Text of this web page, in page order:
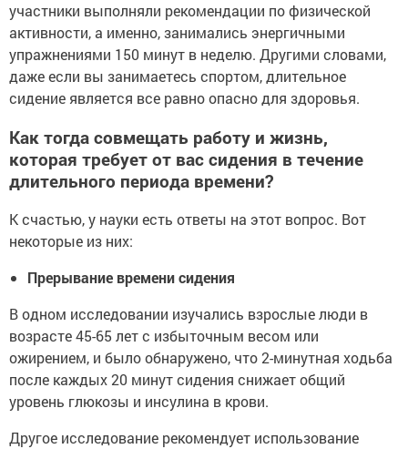
участники выполняли рекомендации по физической
активности, а именно, занимались энергичными
упражнениями 150 минут в неделю. Другими словами,
даже если вы занимаетесь спортом, длительное
сидение является все равно опасно для здоровья.
Как тогда совмещать работу и жизнь,
которая требует от вас сидения в течение
длительного периода времени?
К счастью, у науки есть ответы на этот вопрос. Вот
некоторые из них:
Прерывание времени сидения
В одном исследовании изучались взрослые люди в
возрасте 45-65 лет с избыточным весом или
ожирением, и было обнаружено, что 2-минутная ходьба
после каждых 20 минут сидения снижает общий
уровень глюкозы и инсулина в крови.
Другое исследование рекомендует использование